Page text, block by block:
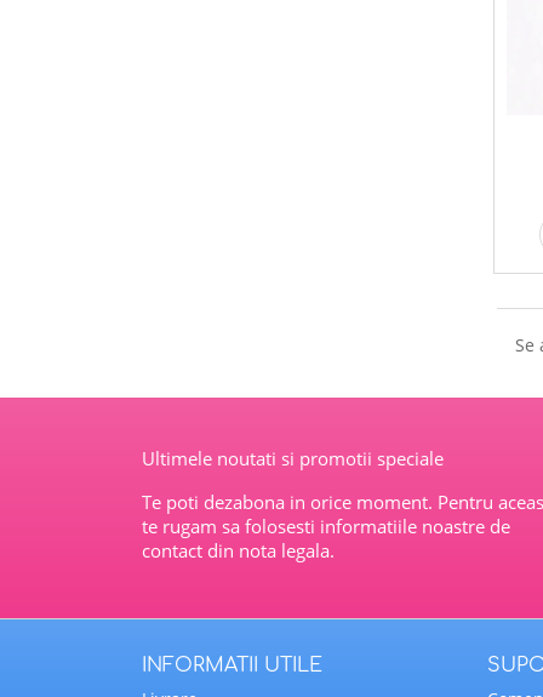
Se
Ultimele noutati si promotii speciale
Te poti dezabona in orice moment. Pentru
te rugam sa folosesti informatiile noastre de
contact din nota legala.
INFORMATII UTILE